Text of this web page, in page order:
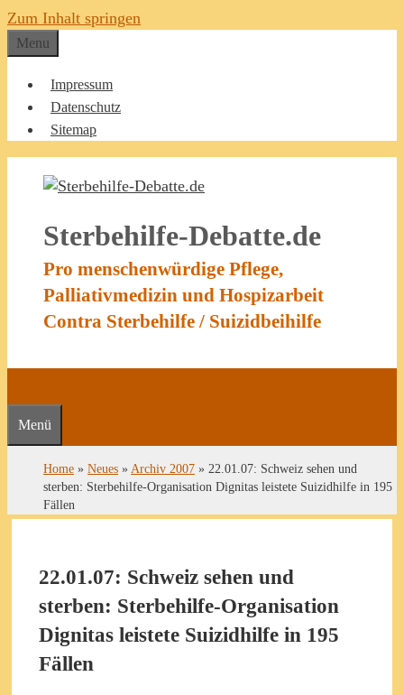
Zum Inhalt springen
Menu
Impressum
Datenschutz
Sitemap
Sterbehilfe-Debatte.de
Pro menschenwürdige Pflege,
Palliativmedizin und Hospizarbeit
Contra Sterbehilfe / Suizidbeihilfe
Menü
Home » Neues » Archiv 2007 » 22.01.07: Schweiz sehen und
sterben: Sterbehilfe-Organisation Dignitas leistete Suizidhilfe in 195
Fällen
22.01.07: Schweiz sehen und
sterben: Sterbehilfe-Organisation
Dignitas leistete Suizidhilfe in 195
Fällen